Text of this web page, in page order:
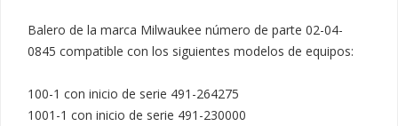
Balero de la marca Milwaukee número de parte 02-04-
0845 compatible con los siguientes modelos de equipos:
100-1 con inicio de serie 491-264275
1001-1 con inicio de serie 491-230000